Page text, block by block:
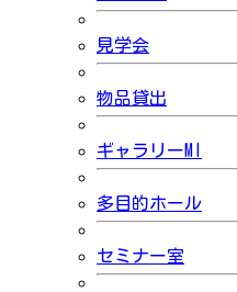
見学会
物品貸出
ギャラリーMI
多目的ホール
セミナー室